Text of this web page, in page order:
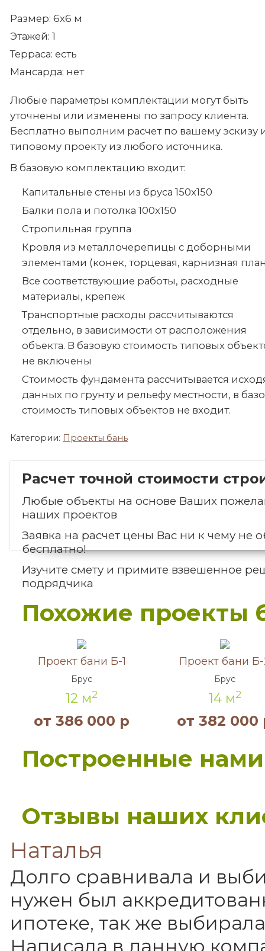
Размер: 6х6 м
Этажей: 1
Терраса: есть
Мансарда: нет
Любые параметры комплектации могут быть
уточнены или изменены по запросу клиента.
Бесплатно выполним расчет по вашему эскизу
типовому проекту из любого источника.
В базовую комплектацию входит:
Капитальные стены из бруса 150х150
Балки пола и потолка 100х150
Стропильная группа
Кровля из металлочерепицы с доборными
элементами (конек, торцевая, карнизная
Все соответствующие работы, расходные
материалы, крепеж
Транспортные расходы рассчитываются
отдельно, в зависимости от расположения
объекта. В базовую стоимость типовых
не включены
Стоимость фундамента рассчитывается
данных по грунту и рельефу местности, в
стоимость типовых объектов не входит.
Категории: Проекты бань
Расчет точной стоимости
Любые объекты на основе Ваших
наших проектов
Заявка на расчет цены Вас ни к чему не
бесплатно!
Изучите смету и примите взвешенное
подрядчика
Похожие проекты
Проект бани Б-1
Брус
12 м2
от 386 000 р
Проект бани
Брус
14 м2
от 382 000
Построенные
Отзывы наших
Наталья
Долго сравнивала и
нужен был
ипотеке, так же
Написала в данную